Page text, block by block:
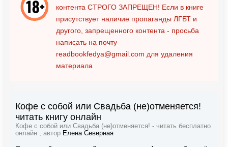
контента СТРОГО ЗАПРЕЩЕН! Если в книге
присутствует наличие пропаганды ЛГБТ и
другого, запрещенного контента - просьба
написать на почту
readbookfedya@gmail.com для удаления
материала
Кофе с собой или Свадьба (не)отменяется!
читать книгу онлайн
Кофе с собой или Свадьба (не)отменяется! - читать бесплатно
онлайн , автор Елена Северная